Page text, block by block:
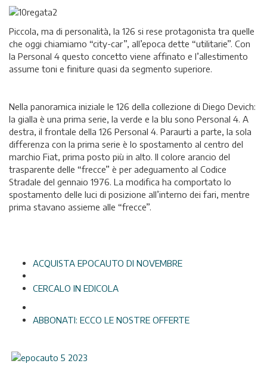
Piccola, ma di personalità, la 126 si rese protagonista tra quelle
che oggi chiamiamo “city-car”, all’epoca dette “utilitarie”. Con
la Personal 4 questo concetto viene affinato e l’allestimento
assume toni e finiture quasi da segmento superiore.
Nella panoramica iniziale le 126 della collezione di Diego Devich:
la gialla è una prima serie, la verde e la blu sono Personal 4. A
destra, il frontale della 126 Personal 4. Paraurti a parte, la sola
differenza con la prima serie è lo spostamento al centro del
marchio Fiat, prima posto più in alto. Il colore arancio del
trasparente delle “frecce” è per adeguamento al Codice
Stradale del gennaio 1976. La modifica ha comportato lo
spostamento delle luci di posizione all’interno dei fari, mentre
prima stavano assieme alle “frecce”.
ACQUISTA EPOCAUTO DI NOVEMBRE
CERCALO IN EDICOLA
ABBONATI: ECCO LE NOSTRE OFFERTE